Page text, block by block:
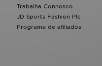
Trabalha Connosco
JD Sports Fashion Plc
Programa de afiliados